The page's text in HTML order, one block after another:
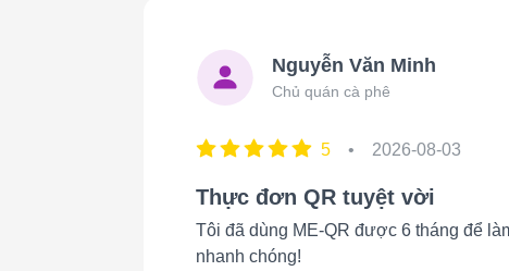
Nguyễn Văn Minh
Chủ quán cà phê
5 • 2026-08-03
Thực đơn QR tuyệt vời
Tôi đã dùng ME-QR được 6 tháng để
nhanh chóng!